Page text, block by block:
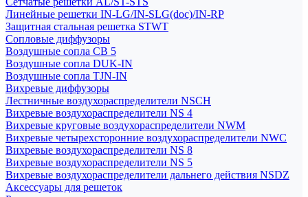
Линейные решетки IN-LG/IN-SLG(doc)/IN-RP
Защитная стальная решетка STWT
Сопловые диффузоры
Воздушные сопла СВ 5
Воздушные сопла DUK-IN
Воздушные сопла TJN-IN
Вихревые диффузоры
Лестничные воздухораспределители NSCH
Вихревые воздухораспределители NS 4
Вихревые круговые воздухораспределители NWM
Вихревые четырехсторонние воздухораспределители NWC
Вихревые воздухораспределители NS 8
Вихревые воздухораспределители NS 5
Вихревые воздухораспределители дальнего действия NSDZ
Аксессуары для решеток